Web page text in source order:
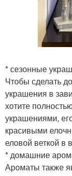
* сезонные
Чтобы сделать
украшения в
хотите
украшениями,
красивыми
еловой веткой в
* домашние
Ароматы также